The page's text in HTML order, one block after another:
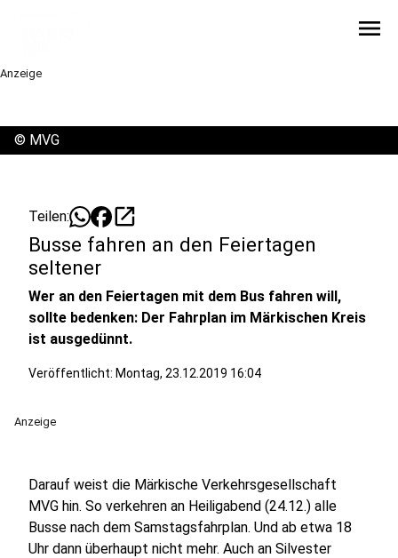
menu
Anzeige
© MVG
Teilen: open_in_new
Busse fahren an den Feiertagen
seltener
Wer an den Feiertagen mit dem Bus fahren will,
sollte bedenken: Der Fahrplan im Märkischen Kreis
ist ausgedünnt.
Veröffentlicht: Montag, 23.12.2019 16:04
Anzeige
Darauf weist die Märkische Verkehrsgesellschaft
MVG hin. So verkehren an Heiligabend (24.12.) alle
Busse nach dem Samstagsfahrplan. Und ab etwa 18
Uhr dann überhaupt nicht mehr. Auch an Silvester